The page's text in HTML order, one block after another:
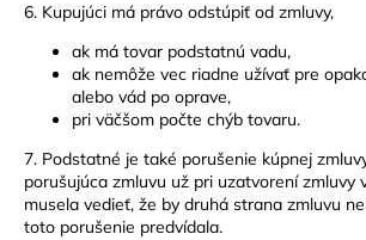
6. Kupujúci má právo odstúpiť od zmluvy,
ak má tovar podstatnú vadu,
ak nemôže vec riadne užívať pre
alebo vád po oprave,
pri väčšom počte chýb tovaru.
7. Podstatné je také porušenie kúpnej
porušujúca zmluvu už pri uzatvorení zmluvy
musela vedieť, že by druhá strana zmluvu
toto porušenie predvídala.